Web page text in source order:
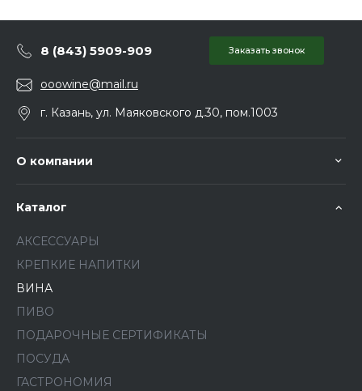
8 (843) 5909-909 Заказать звонок
ooowine@mail.ru
г. Казань, ул. Маяковского д.30, пом.1003
О компании
Каталог
АКСЕССУАРЫ
КРЕПКИЕ НАПИТКИ
ВИНА
ПИВО
ПОДАРОЧНЫЕ СЕРТИФИКАТЫ
ПОСУДА
ГАСТРОНОМИЯ